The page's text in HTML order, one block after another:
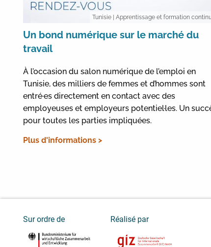
Tunisie | Apprentissage et formation
Un bond numérique sur le marché du
travail
À l’occasion du salon numérique de l’emploi en
Tunisie, des milliers de femmes et d’hommes sont
entré·es directement en contact avec des
employeuses et employeurs potentiel·les. Un
pour toutes les parties impliquées.
Plus d'informations >
Sur ordre de Réalisé par